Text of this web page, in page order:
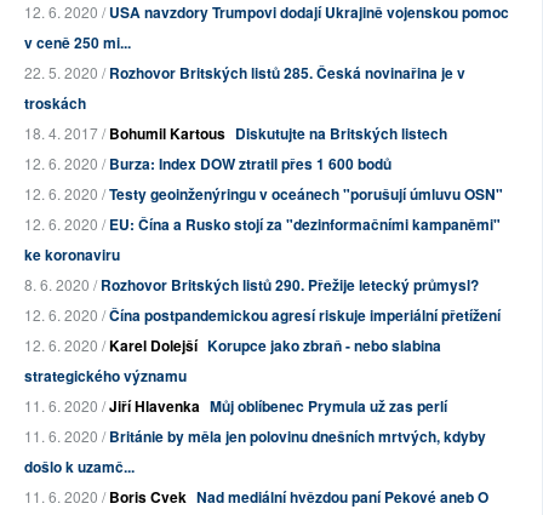
12. 6. 2020 /USA navzdory Trumpovi dodají Ukrajině vojenskou pomoc
v ceně 250 mi...
22. 5. 2020 /Rozhovor Britských listů 285. Česká novinařina je v
troskách
18. 4. 2017 /Bohumil Kartous Diskutujte na Britských listech
12. 6. 2020 /Burza: Index DOW ztratil přes 1 600 bodů
12. 6. 2020 /Testy geoinženýringu v oceánech "porušují úmluvu OSN"
12. 6. 2020 /EU: Čína a Rusko stojí za "dezinformačními kampaněmi"
ke koronaviru
8. 6. 2020 /Rozhovor Britských listů 290. Přežije letecký průmysl?
12. 6. 2020 /Čína postpandemickou agresí riskuje imperiální přetížení
12. 6. 2020 /Karel Dolejší Korupce jako zbraň - nebo slabina
strategického významu
11. 6. 2020 /Jiří Hlavenka Můj oblíbenec Prymula už zas perlí
11. 6. 2020 /Británie by měla jen polovinu dnešních mrtvých, kdyby
došlo k uzamč...
11. 6. 2020 /Boris Cvek Nad mediální hvězdou paní Pekové aneb O